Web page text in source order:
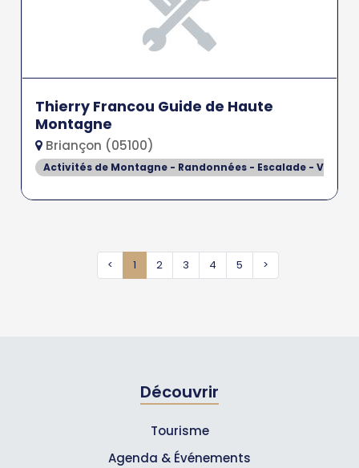
Thierry Francou Guide de Haute
Montagne
Briançon (05100)
Activités de Montagne - Randonnées - Escalade - Via
< 1 2 3 4 5 >
Découvrir
Tourisme
Agenda & Événements